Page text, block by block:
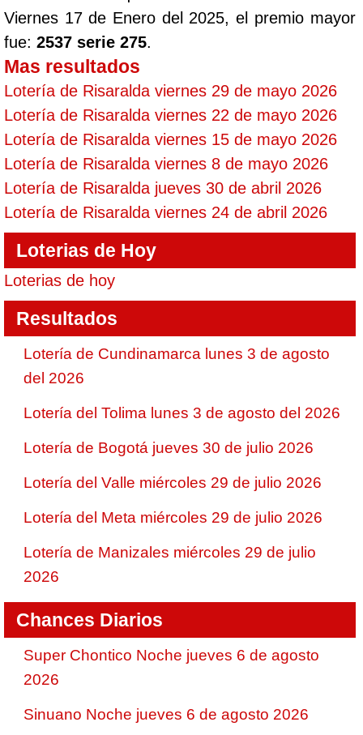
Viernes 17 de Enero del 2025, el premio mayor
fue: 2537 serie 275.
Mas resultados
Lotería de Risaralda viernes 29 de mayo 2026
Lotería de Risaralda viernes 22 de mayo 2026
Lotería de Risaralda viernes 15 de mayo 2026
Lotería de Risaralda viernes 8 de mayo 2026
Lotería de Risaralda jueves 30 de abril 2026
Lotería de Risaralda viernes 24 de abril 2026
Loterias de Hoy
Loterias de hoy
Resultados
Lotería de Cundinamarca lunes 3 de agosto
del 2026
Lotería del Tolima lunes 3 de agosto del 2026
Lotería de Bogotá jueves 30 de julio 2026
Lotería del Valle miércoles 29 de julio 2026
Lotería del Meta miércoles 29 de julio 2026
Lotería de Manizales miércoles 29 de julio
2026
Chances Diarios
Super Chontico Noche jueves 6 de agosto
2026
Sinuano Noche jueves 6 de agosto 2026